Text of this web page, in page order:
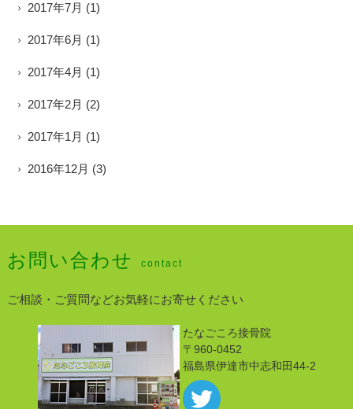
2017年7月 (1)
2017年6月 (1)
2017年4月 (1)
2017年2月 (2)
2017年1月 (1)
2016年12月 (3)
お問い合わせ contact
ご相談・ご質問などお気軽にお寄せください
たなごころ接骨院
〒960-0452
福島県伊達市中志和田44-2